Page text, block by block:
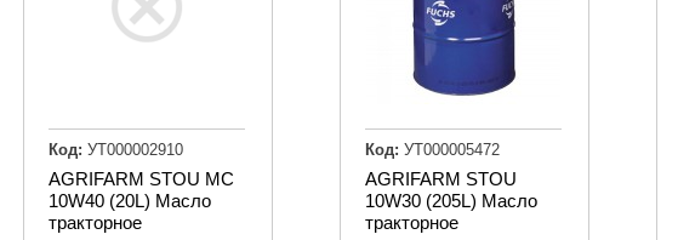
AGRIFARM STOU MC
10W40 (20L) Масло
тракторное
Код: УТ000002910
AGRIFARM STOU
10W30 (205L) Масло
тракторное
Код: УТ000005472